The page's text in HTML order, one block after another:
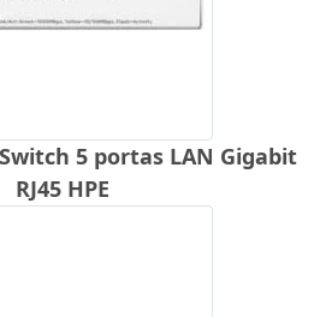
5 portas LAN Gigabit
RJ45 HPE